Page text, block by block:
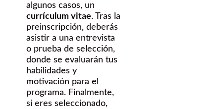
algunos casos, un
currículum vitae. Tras la
preinscripción, deberás
asistir a una entrevista
o prueba de selección,
donde se evaluarán tus
habilidades y
motivación para el
programa. Finalmente,
si eres seleccionado,